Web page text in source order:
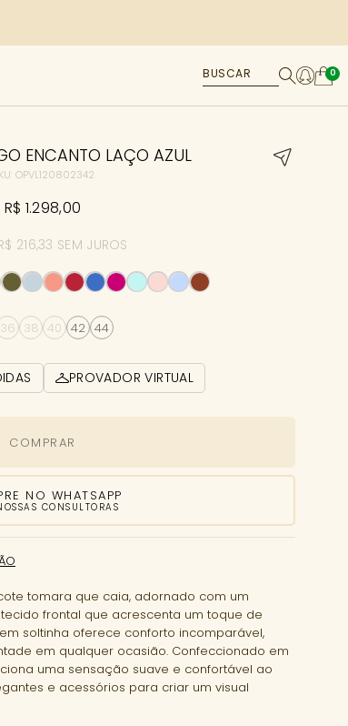
0
ENCANTO LAÇO AZUL
OPVL120802342
R$ 1.298,00
216,33 SEM JUROS
36 38 40 42 44
PROVADOR VIRTUAL
COMPRAR
NO WHATSAPP
CONSULTORAS
tomara que caia, adornado com um
frontal que acrescenta um toque de
soltinha oferece conforto incomparável,
em qualquer ocasião. Confeccionado em
uma sensação suave e confortável ao
e acessórios para criar um visual